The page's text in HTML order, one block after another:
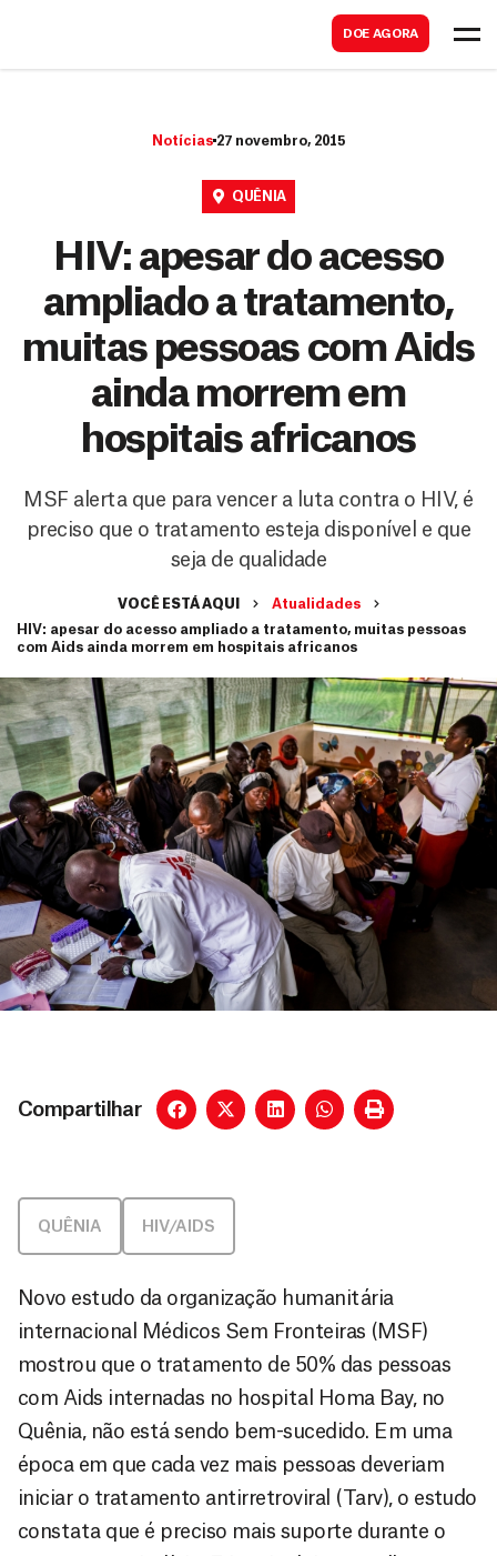
DOE AGORA
Notícias 27 novembro, 2015
QUÊNIA
HIV: apesar do acesso
ampliado a tratamento,
muitas pessoas com Aids
ainda morrem em
hospitais africanos
MSF alerta que para vencer a luta contra o HIV, é
preciso que o tratamento esteja disponível e que
seja de qualidade
VOCÊ ESTÁ AQUI
Atualidades
HIV: apesar do acesso ampliado a tratamento, muitas pessoas
com Aids ainda morrem em hospitais africanos
Compartilhar
QUÊNIA HIV/AIDS
Novo estudo da organização humanitária
internacional Médicos Sem Fronteiras (MSF)
mostrou que o tratamento de 50% das pessoas
com Aids internadas no hospital Homa Bay, no
Quênia, não está sendo bem-sucedido. Em uma
época em que cada vez mais pessoas deveriam
iniciar o tratamento antirretroviral (Tarv), o estudo
constata que é preciso mais suporte durante o
a
r